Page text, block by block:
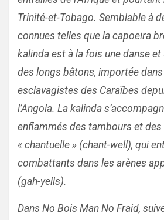
Trinité-et-Tobago. Semblable à
connues telles que la capoeira
kalinda est à la fois une danse
des longs bâtons, importée
esclavagistes des Caraïbes
l’Angola. La kalinda
enflammés des tambours et des
« chantuelle » (chant-well), qui
combattants dans les arènes
(gah-yells).
Dans No Bois Man No Fraid,